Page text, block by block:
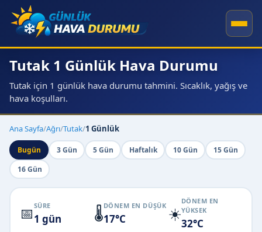
Tutak 1 Günlük Hava Durumu
Tutak için 1 günlük hava durumu tahmini. Sıcaklık, yağış ve
hava koşulları.
Ana Sayfa/Ağrı/Tutak/1 Günlük
Bugün 3 Gün 5 Gün Haftalık 10 Gün
15 Gün
16 Gün
📅 SÜRE
1 gün 🌡️DÖNEM EN DÜŞÜK
17°C ☀️
DÖNEM EN
YÜKSEK
32°C